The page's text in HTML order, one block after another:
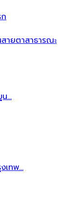
ายตาสาธารณะ
น…
เทพ…